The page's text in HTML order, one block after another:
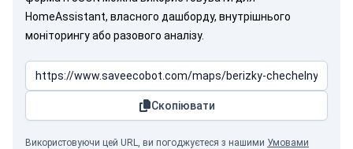
HomeAssistant, власного дашборду, внутрішнього
моніторингу або разового аналізу.
Скопіювати
Використовуючи цей URL, ви погоджуєтеся з нашими Умовами